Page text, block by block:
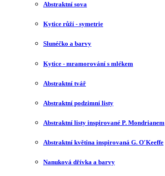
Abstraktní sova
Kytice růží - symetrie
Slunéčko a barvy
Kytice - mramorování s mlékem
Abstraktní tvář
Abstraktní podzimní listy
Abstraktní listy inspirované P. Mondrianem
Abstraktní květina inspirovaná G. O′Keeffe
Nanuková dřívka a barvy